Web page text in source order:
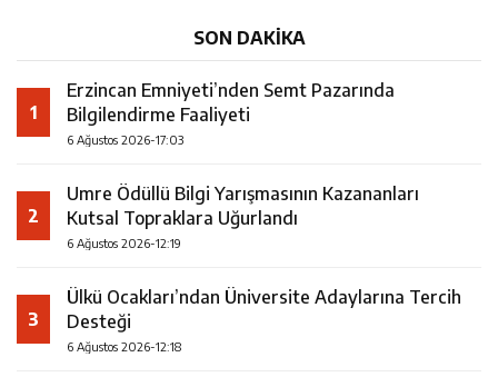
SON DAKİKA
1
Erzincan Emniyeti’nden Semt Pazarında
Bilgilendirme Faaliyeti
6 Ağustos 2026-17:03
2
Umre Ödüllü Bilgi Yarışmasının Kazananları
Kutsal Topraklara Uğurlandı
6 Ağustos 2026-12:19
3
Ülkü Ocakları’ndan Üniversite Adaylarına Tercih
Desteği
6 Ağustos 2026-12:18